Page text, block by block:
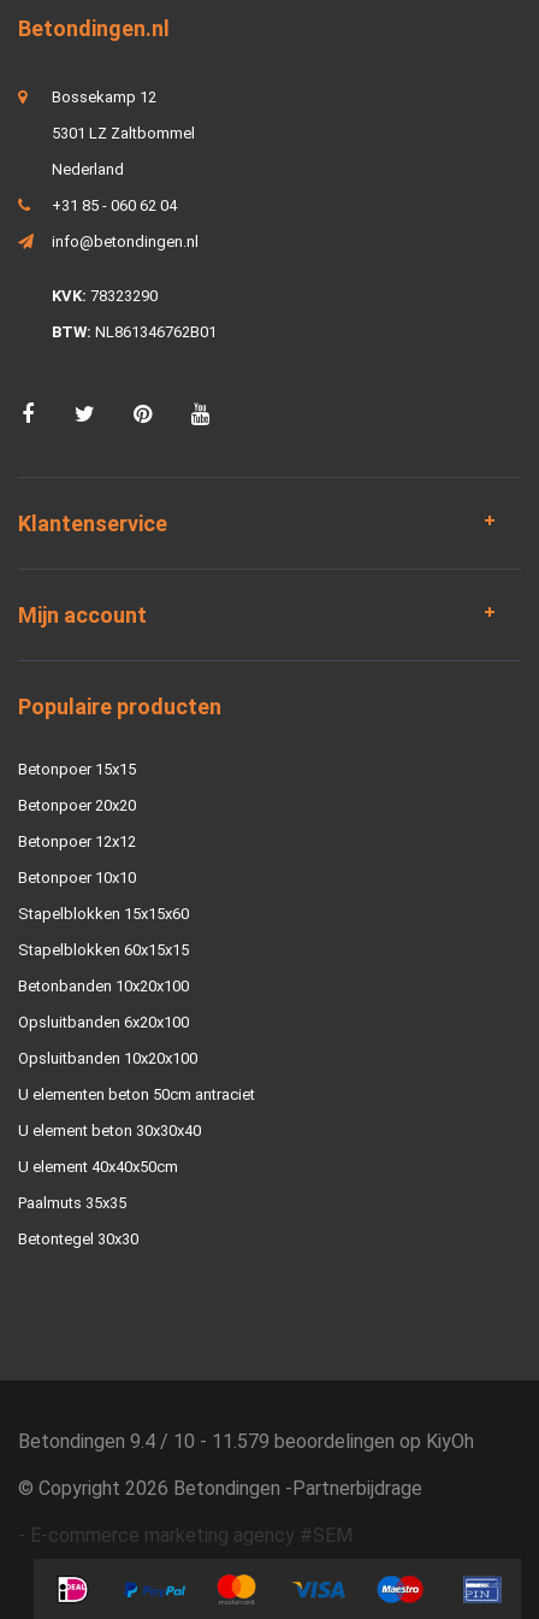
Betondingen.nl
Bossekamp 12
5301 LZ Zaltbommel
Nederland
+31 85 - 060 62 04
info@betondingen.nl
KVK: 78323290
BTW: NL861346762B01
Klantenservice
Mijn account
Populaire producten
Betonpoer 15x15
Betonpoer 20x20
Betonpoer 12x12
Betonpoer 10x10
Stapelblokken 15x15x60
Stapelblokken 60x15x15
Betonbanden 10x20x100
Opsluitbanden 6x20x100
Opsluitbanden 10x20x100
U elementen beton 50cm antraciet
U element beton 30x30x40
U element 40x40x50cm
Paalmuts 35x35
Betontegel 30x30
Betondingen 9.4 / 10 - 11.579 beoordelingen op KiyOh
© Copyright 2026 Betondingen - Partnerbijdrage
- E-commerce marketing agency #SEM